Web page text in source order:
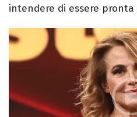
intendere di essere pronta